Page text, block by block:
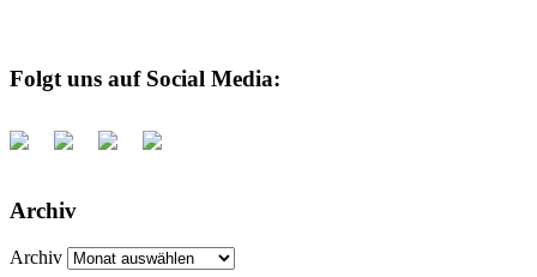
Folgt uns auf Social Media:
Archiv
Archiv